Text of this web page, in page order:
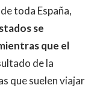
toda España,
se
que el
de la
que suelen viajar